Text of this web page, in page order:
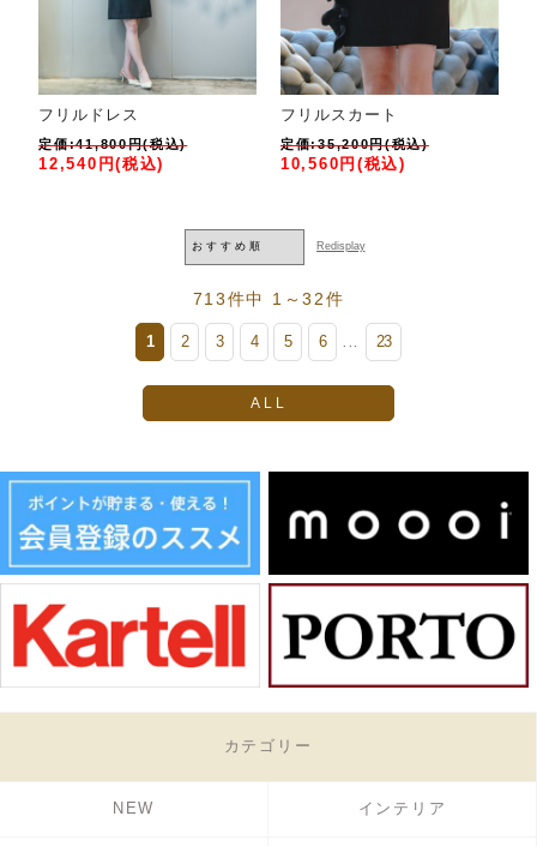
フリルドレス
定価:41,800円(税込)
12,540円(税込)
フリルスカート
定価:35,200円(税込)
10,560円(税込)
713件中 1～32件
1 2 3 4 5 6 23
ALL
カテゴリー
NEW インテリア